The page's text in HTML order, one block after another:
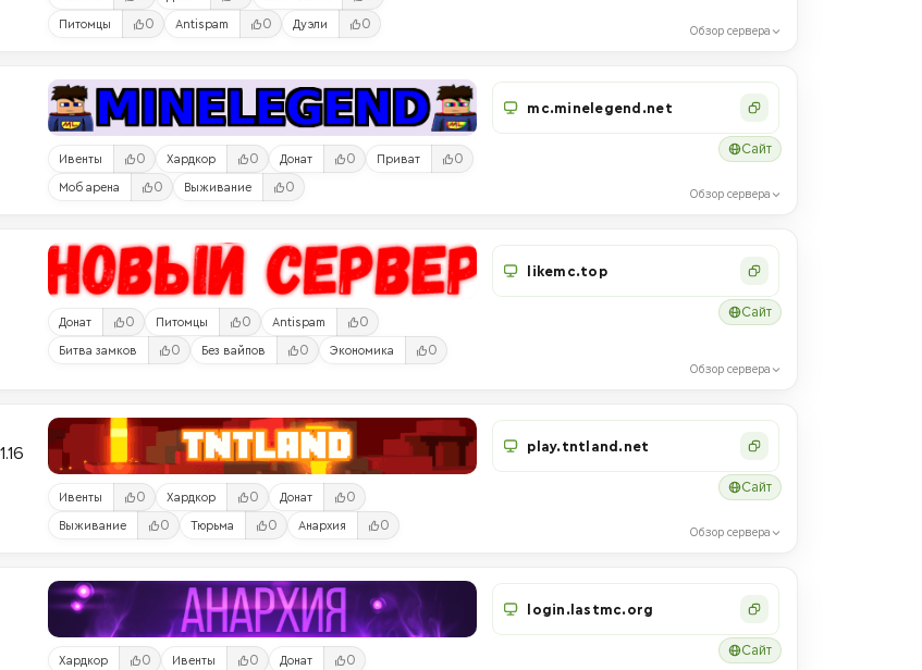
Питомцы 0 Antispam 0 Дуэли 0 Обзор сервера
Ивенты 0 Хардкор 0 Донат 0 Приват 0
Моб арена 0 Выживание 0
mc.minelegend.net
Сайт
Обзор сервера
Донат 0 Питомцы 0 Antispam 0
Битва замков 0 Без вайпов 0 Экономика 0
likemc.top
Сайт
Обзор сервера
Ивенты 0 Хардкор 0 Донат 0
Выживание 0 Тюрьма 0 Анархия 0
play.tntland.net
Сайт
Обзор сервера
Хардкор 0 Ивенты 0 Донат 0
login.lastmc.org
Сайт